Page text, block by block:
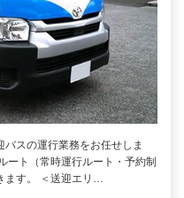
スの運行業務をお任せしま
ート（常時運行ルート・予約制
ます。 ＜送迎エリ…